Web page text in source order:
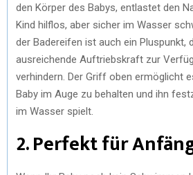
den Körper des Babys, entlastet den
Kind hilflos, aber sicher im Wasser
der Badereifen ist auch ein Pluspunkt,
ausreichende Auftriebskraft zur
verhindern. Der Griff oben ermöglicht
Baby im Auge zu behalten und ihn
im Wasser spielt.
2. Perfekt für